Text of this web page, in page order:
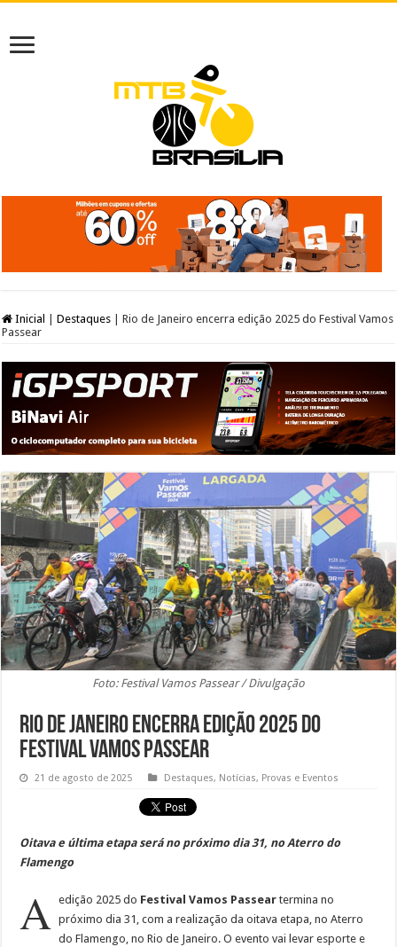
Inicial Destaques
Rio de Janeiro encerra edição 2025 do Festival Vamos
Passear
Foto: Festival Vamos Passear / Divulgação
Rio de Janeiro encerra edição 2025 do
Festival Vamos Passear
21 de agosto de 2025 Destaques, Notícias, Provas e Eventos
Oitava e última etapa será no próximo dia 31, no Aterro do
Flamengo
A edição 2025 do Festival Vamos Passear termina no
próximo dia 31, com a realização da oitava etapa, no Aterro
do Flamengo, no Rio de Janeiro. O evento vai levar esporte e